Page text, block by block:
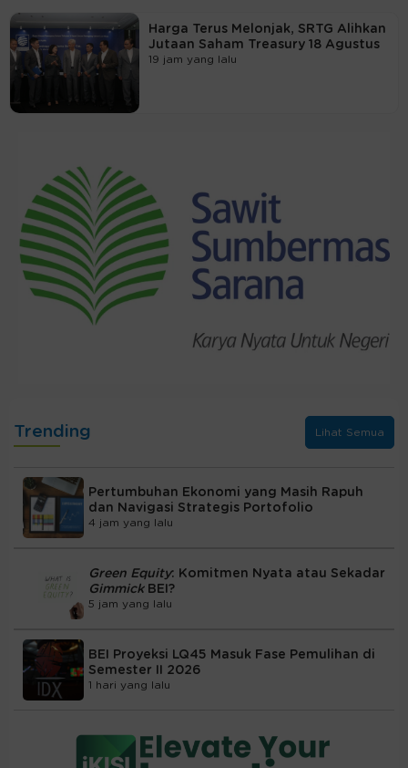
Harga Terus Melonjak, SRTG Alihkan
Jutaan Saham Treasury 18 Agustus
19 jam yang lalu
Trending Lihat Semua
Pertumbuhan Ekonomi yang Masih Rapuh
dan Navigasi Strategis Portofolio
4 jam yang lalu
Green Equity: Komitmen Nyata atau Sekadar
Gimmick BEI?
5 jam yang lalu
BEI Proyeksi LQ45 Masuk Fase Pemulihan di
Semester II 2026
1 hari yang lalu